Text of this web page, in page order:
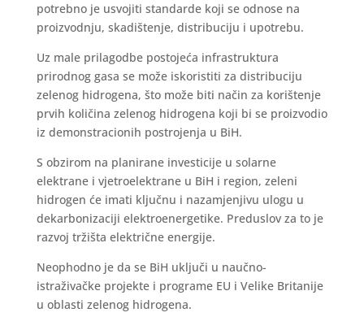
potrebno je usvojiti standarde koji se odnose na
proizvodnju, skadištenje, distribuciju i upotrebu.
Uz male prilagodbe postojeća infrastruktura
prirodnog gasa se može iskoristiti za distribuciju
zelenog hidrogena, što može biti način za korištenje
prvih količina zelenog hidrogena koji bi se proizvodio
iz demonstracionih postrojenja u BiH.
S obzirom na planirane investicije u solarne
elektrane i vjetroelektrane u BiH i region, zeleni
hidrogen će imati ključnu i nazamjenjivu ulogu u
dekarbonizaciji elektroenergetike. Preduslov za to je
razvoj tržišta električne energije.
Neophodno je da se BiH uključi u naučno-
istraživačke projekte i programe EU i Velike Britanije
u oblasti zelenog hidrogena.